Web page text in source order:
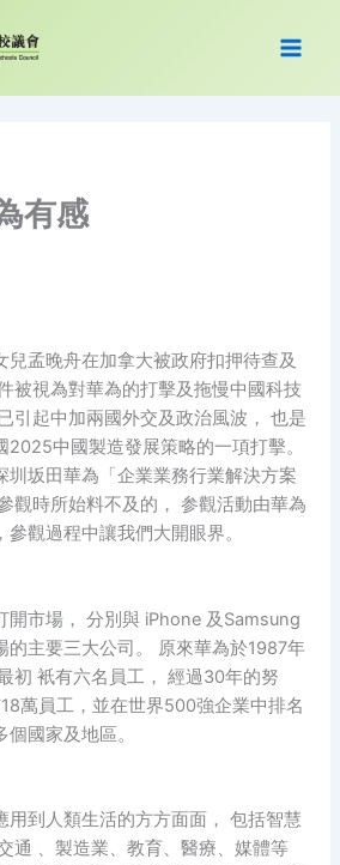
有感
兒孟晚舟在加拿大被政府扣押待查及
被視為對華為的打擊及拖慢中國科技
引起中加兩國外交及政治風波， 也是
2025中國製造發展策略的一項打擊。
圳坂田華為「企業業務行業解決方案
觀時所始料不及的， 参觀活動由華為
觀過程中讓我們大開眼界。
開市場， 分別與 iPhone 及Samsung
的主要三大公司。 原來華為於1987年
初 衹有六名員工， 經過30年的努
萬員工，並在世界500強企業中排名
國家及地區。
用到人類生活的方方面面， 包括智慧
通 、製造業、教育、醫療、媒體等